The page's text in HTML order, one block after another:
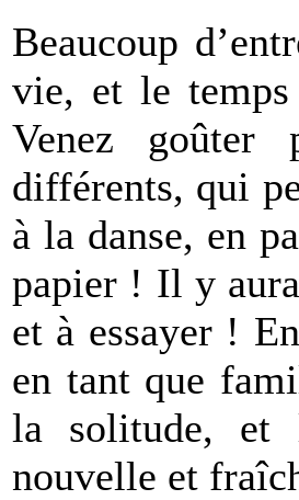
Beaucoup
vie, et le
Venez goûter
différents, qui
à la danse, en
papier ! Il y
et à essayer !
en tant que
la solitude, et
nouvelle et